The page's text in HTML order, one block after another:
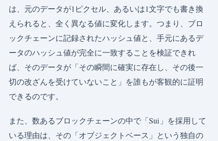
は、元のデータが1ピクセル、あるいは1文字でも書き換
えられると、全く異なる値に変化します。つまり、ブロ
ックチェーンに記録されたハッシュ値と、手元にあるデ
ータのハッシュ値が完全に一致することを検証できれ
ば、そのデータが「その瞬間に確実に存在し、その後一
切の改ざんを受けていないこと」を誰もが客観的に証明
できるのです。
また、数あるブロックチェーンの中で「Sui」を採用して
いる理由は、その「オブジェクトベース」という独自の